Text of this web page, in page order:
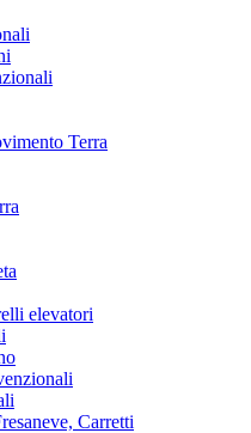
Terra
elevatori
Carretti